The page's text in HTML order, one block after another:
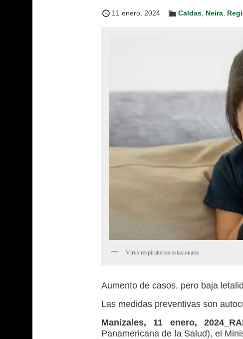
11 enero, 2024 Caldas Neira
Virus respiratorios estacionales
Aumento de casos, pero baja
Las medidas preventivas son
Manizales, 11 enero,
Panamericana de la Salud), el